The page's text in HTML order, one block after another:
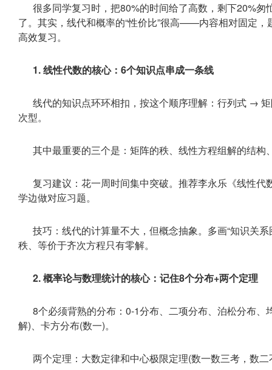
很多同学复习时，把80%的时间给了高数，剩下20%
了。其实，线代和概率的“性价比”很高——内容相对固定
高效复习。
1. 线性代数的核心：6个知识点串成一条线
线代的知识点环环相扣，按这个顺序理解：行列式 →
次型。
其中最重要的三个是：矩阵的秩、线性方程组解的结
复习建议：花一周时间集中突破。推荐李永乐《线性
学边做对应习题。
技巧：线代的计算量不大，但概念抽象。多画“知识关
秩、等价于齐次方程只有零解。
2. 概率论与数理统计的核心：记住8个分布+两个定理
8个必须背熟的分布：0-1分布、二项分布、泊松分布
解)、卡方分布(数一)。
两个定理：大数定律和中心极限定理(数一数三考，数二